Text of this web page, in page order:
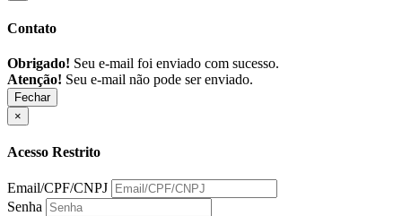
Contato
Obrigado! Seu e-mail foi enviado com sucesso.
Atenção! Seu e-mail não pode ser enviado.
Fechar
×
Acesso Restrito
Email/CPF/CNPJ
Senha